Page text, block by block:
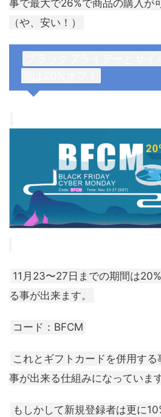
事で最大で26%で商品の購入が
（や、安い！）
11月23〜27日までの期間は
る事が出来ます。
コード：BFCM
これとギフトカードを併用す
事が出来る仕組みになっています
もしかして新規登録者は更に